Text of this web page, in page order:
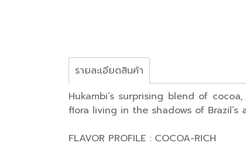
รายละเอียดสินค้า
Hukambi’s surprising blend of
flora living in the shadows of Brazil’s
FLAVOR PROFILE : COCOA-RICH